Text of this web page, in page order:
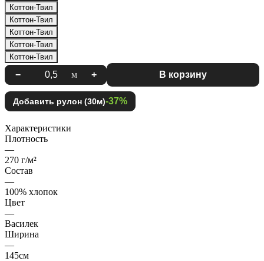
Коттон-Твил
Коттон-Твил
Коттон-Твил
Коттон-Твил
Коттон-Твил
− м + В корзину
Добавить рулон (30м)-37%
Характеристики
Плотность
—
270 г/м²
Состав
—
100% хлопок
Цвет
—
Василек
Ширина
—
145см